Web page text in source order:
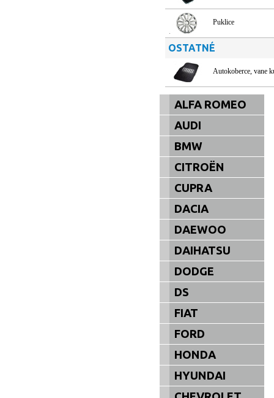
Puklice
OSTATNÉ
Autokoberce, vane
ALFA ROMEO
AUDI
BMW
CITROËN
CUPRA
DACIA
DAEWOO
DAIHATSU
DODGE
DS
FIAT
FORD
HONDA
HYUNDAI